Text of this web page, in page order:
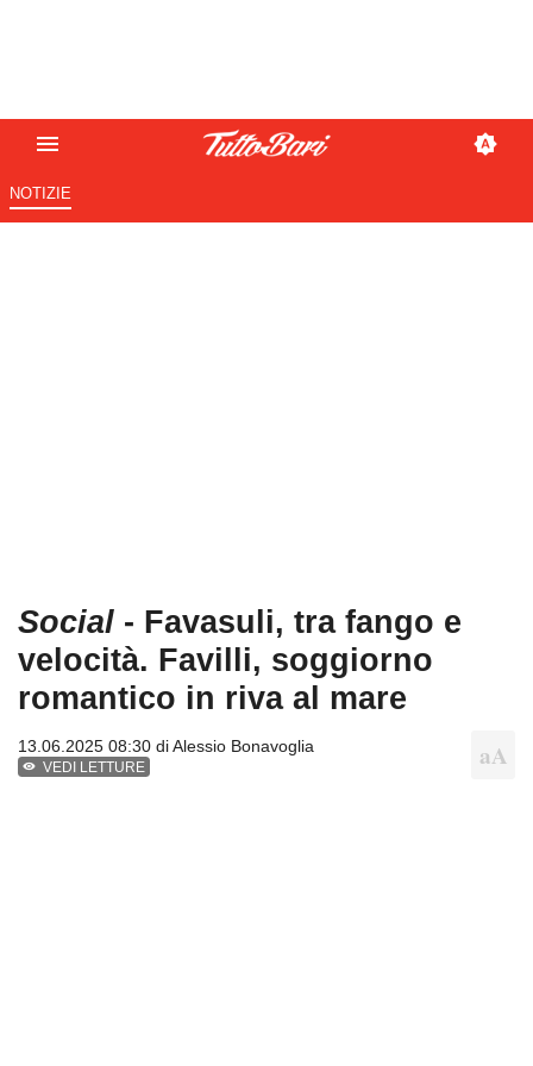
NOTIZIE
Social - Favasuli, tra fango e
velocità. Favilli, soggiorno
romantico in riva al mare
13.06.2025 08:30 diAlessio Bonavoglia
VEDI LETTURE